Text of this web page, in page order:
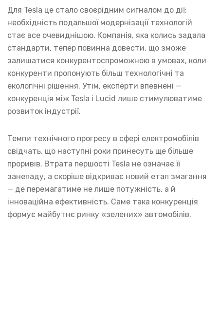
Для Tesla це стало своєрідним сигналом до дії:
необхідність подальшої модернізації технологій
стає все очевиднішою. Компанія, яка колись задала
стандарти, тепер повинна довести, що зможе
залишатися конкурентоспроможною в умовах, коли
конкуренти пропонують більш технологічні та
екологічні рішення. Утім, експерти впевнені —
конкуренція між Tesla і Lucid лише стимулюватиме
розвиток індустрії.
Темпи технічного прогресу в сфері електромобілів
свідчать, що наступні роки принесуть ще більше
проривів. Втрата першості Tesla не означає її
занепаду, а скоріше відкриває новий етап змагання
— де перемагатиме не лише потужність, а й
інноваційна ефективність. Саме така конкуренція
формує майбутнє ринку «зелених» автомобілів.